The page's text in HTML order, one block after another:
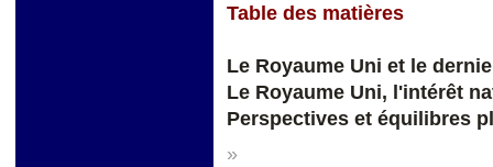
Table des matières
Le Royaume Uni et le
Le Royaume Uni, l'intérêt
Perspectives et équilibres
»